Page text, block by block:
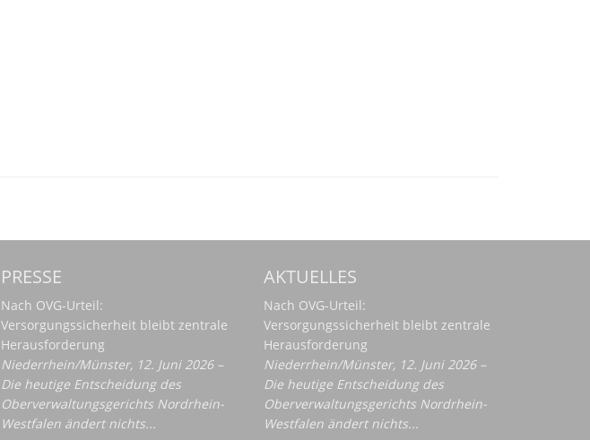
PRESSE
Nach OVG-Urteil:
Versorgungssicherheit bleibt zentrale
Herausforderung
Niederrhein/Münster, 12. Juni 2026 –
Die heutige Entscheidung des
Oberverwaltungsgerichts Nordrhein-
Westfalen ändert nichts...
AKTUELLES
Nach OVG-Urteil:
Versorgungssicherheit bleibt zentrale
Herausforderung
Niederrhein/Münster, 12. Juni 2026 –
Die heutige Entscheidung des
Oberverwaltungsgerichts Nordrhein-
Westfalen ändert nichts...